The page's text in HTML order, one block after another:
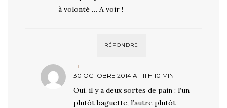
à volonté … A voir !
RÉPONDRE
LILI
30 OCTOBRE 2014 AT 11 H 10 MIN
Oui, il y a deux sortes de pain : l’un
plutôt baguette, l’autre plutôt